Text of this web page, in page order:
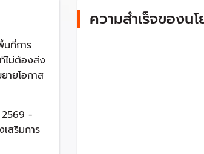
โครงการ 1 ครู 1 แท็บเล็ต เพื่อเปิดโอกาสท
ายกฯ แถลงนโยบายต่อรัฐสภา โดยระบุถึงนโยบ
ที่การ
ไม่ต้องส่ง
ายโอกาส
-
สริมการ
ความสำเร็จของน